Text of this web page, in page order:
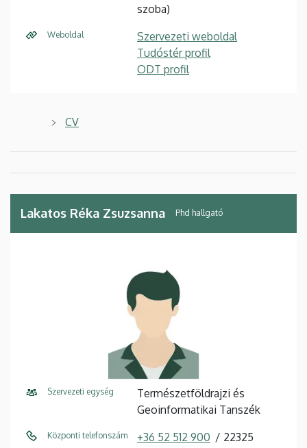
szoba)
Weboldal
Szervezeti weboldal
Tudóstér profil
ODT profil
CV
Lakatos Réka Zsuzsanna Phd hallgató
Szervezeti egység
Természetföldrajzi és
Geoinformatikai Tanszék
Központi telefonszám +36 52 512 900 22325